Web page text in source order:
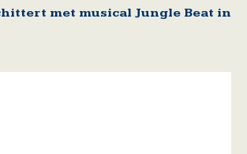
met musical Jungle Beat in